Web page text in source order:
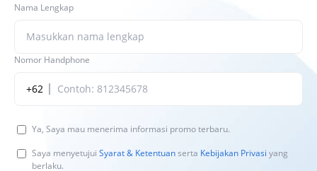
Nama Lengkap
Nomor Handphone
+62
Ya, Saya mau menerima informasi promo terbaru.
Saya menyetujui Syarat & Ketentuanserta Kebijakan Privasi yang
berlaku.